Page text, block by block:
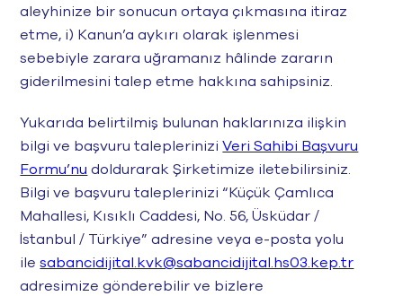
aleyhinize bir sonucun ortaya çıkmasına itiraz
etme, i) Kanun’a aykırı olarak işlenmesi
sebebiyle zarara uğramanız hâlinde zararın
giderilmesini talep etme hakkına sahipsiniz.
Yukarıda belirtilmiş bulunan haklarınıza ilişkin
bilgi ve başvuru talepleriniziVeri Sahibi Başvuru
Formu’nu doldurarak Şirketimize iletebilirsiniz.
Bilgi ve başvuru taleplerinizi “Küçük Çamlıca
Mahallesi, Kısıklı Caddesi, No. 56, Üsküdar /
İstanbul / Türkiye” adresine veya e-posta yolu
ilesabancidijital.kvk@sabancidijital.hs03.kep.tr
adresimize gönderebilir ve bizlere